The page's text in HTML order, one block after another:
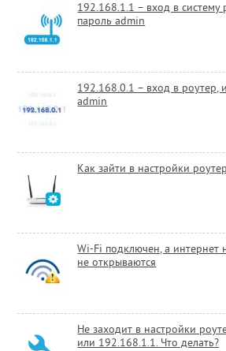
192.168.1.1 – вход в систему
пароль admin
192.168.0.1 – вход в роутер,
admin
Как зайти в настройки
Wi-Fi подключен, а интернет
не открываются
Не заходит в настройки
или 192.168.1.1. Что делать?